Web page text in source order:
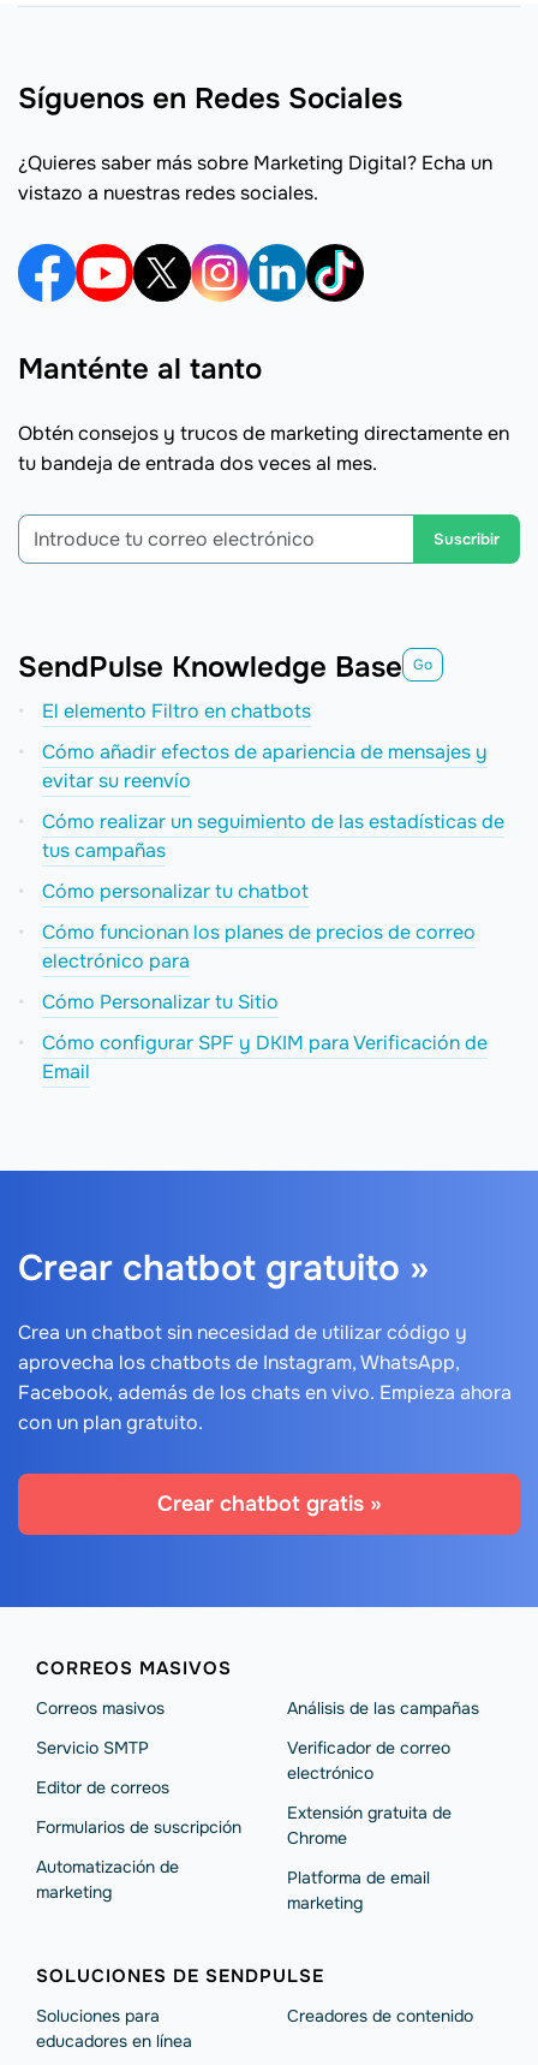
Síguenos en Redes Sociales
¿Quieres saber más sobre Marketing Digital? Echa un
vistazo a nuestras redes sociales.
Manténte al tanto
Obtén consejos y trucos de marketing directamente en
tu bandeja de entrada dos veces al mes.
Suscribir
SendPulse Knowledge Base Go
El elemento Filtro en chatbots
Cómo añadir efectos de apariencia de mensajes y
evitar su reenvío
Cómo realizar un seguimiento de las estadísticas de
tus campañas
Cómo personalizar tu chatbot
Cómo funcionan los planes de precios de correo
electrónico para
Cómo Personalizar tu Sitio
Cómo configurar SPF y DKIM para Verificación de
Email
Crear chatbot gratuito »
Crea un chatbot sin necesidad de utilizar código y
aprovecha los chatbots de Instagram, WhatsApp,
Facebook, además de los chats en vivo. Empieza ahora
con un plan gratuito.
Crear chatbot gratis »
CORREOS MASIVOS
Correos masivos
Servicio SMTP
Editor de correos
Formularios de suscripción
Automatización de
marketing
Análisis de las campañas
Verificador de correo
electrónico
Extensión gratuita de
Chrome
Platforma de email
marketing
SOLUCIONES DE SENDPULSE
Soluciones para
educadores en línea
Creadores de contenido